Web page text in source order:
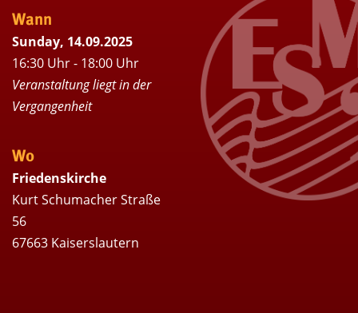
Wann
Sunday, 14.09.2025
16:30 Uhr - 18:00 Uhr
Veranstaltung liegt in der
Vergangenheit
Wo
Friedenskirche
Kurt Schumacher Straße
56
67663 Kaiserslautern